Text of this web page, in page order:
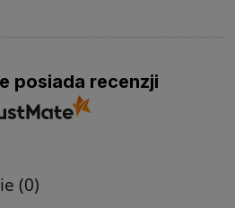
posiada recenzji
(0)